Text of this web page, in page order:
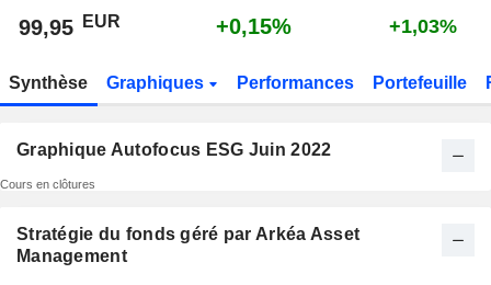
99,95 EUR +0,15% +1,03%
Synthèse Graphiques Performances Portefeuille
Graphique Autofocus ESG Juin 2022
Cours en clôtures
Stratégie du fonds géré par Arkéa Asset
Management